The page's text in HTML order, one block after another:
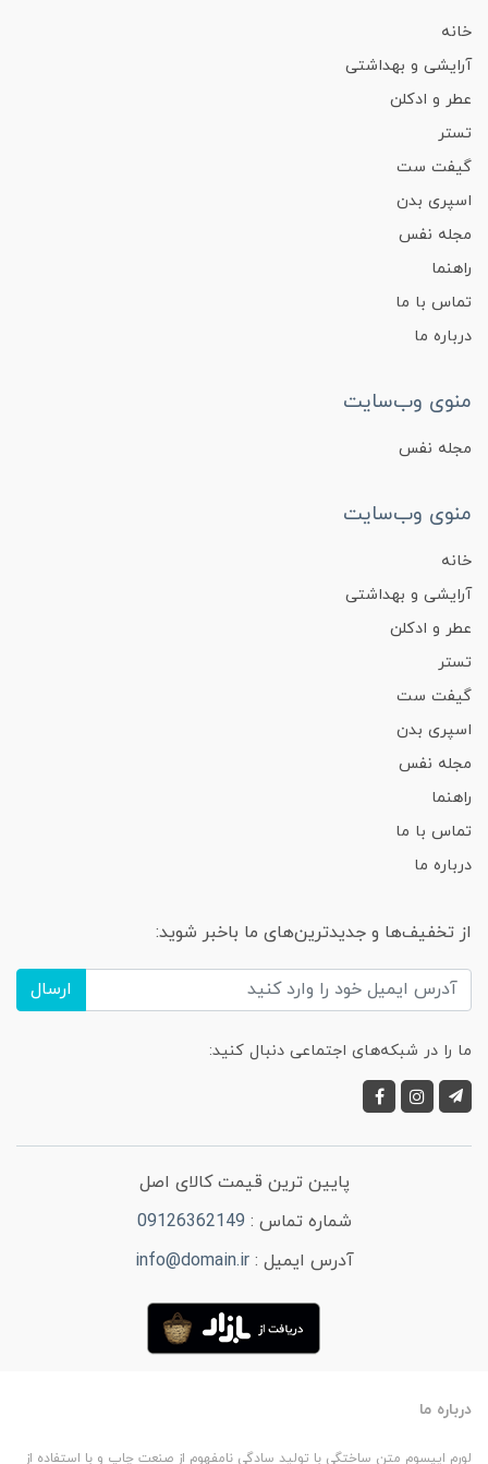
خانه
آرایشی و بهداشتی
عطر و ادکلن
تستر
گیفت ست
اسپری بدن
مجله نفس
راهنما
تماس با ما
درباره ما
منوی وب‌سایت
مجله نفس
منوی وب‌سایت
خانه
آرایشی و بهداشتی
عطر و ادکلن
تستر
گیفت ست
اسپری بدن
مجله نفس
راهنما
تماس با ما
درباره ما
از تخفیف‌ها و جدیدترین‌های ما باخبر شوید:
ارسال
ما را در شبکه‌های اجتماعی دنبال کنید:
پایین ترین قیمت کالای اصل
شماره تماس : 09126362149
آدرس ایمیل :info@domain.ir
درباره ما
لورم ایپسوم متن ساختگی با تولید سادگی نامفهوم از صنعت چاپ و با استفاده از